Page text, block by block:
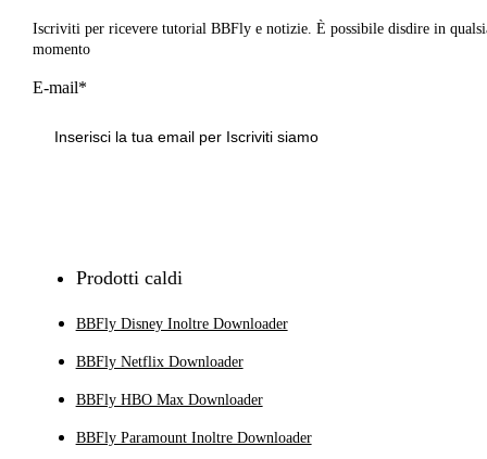
Iscriviti per ricevere tutorial BBFly e notizie. È possibile disdire in
momento
E-mail*
Prodotti caldi
BBFly Disney Inoltre Downloader
BBFly Netflix Downloader
BBFly HBO Max Downloader
BBFly Paramount Inoltre Downloader